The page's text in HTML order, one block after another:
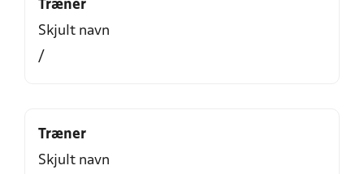
Træner
Skjult navn
/
Træner
Skjult navn